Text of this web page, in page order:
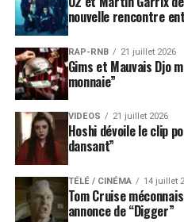
nouvelle rencontre
RAP-RNB 21 juillet 2026
Gims et Mauvais Djo
monnaie”
VIDEOS 21 juillet 2026
Hoshi dévoile le clip
dansant”
TÉLÉ / CINÉMA 14 juillet
Tom Cruise
annonce de “Digger”